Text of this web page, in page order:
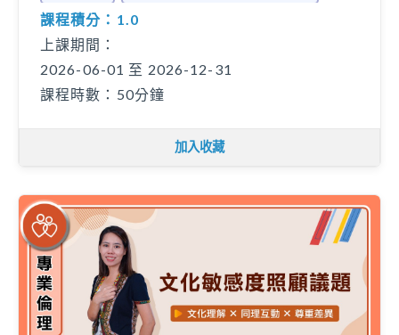
... 更多
課程積分：1.0
上課期間：
2026-06-01 至 2026-12-31
課程時數：50分鐘
加入收藏